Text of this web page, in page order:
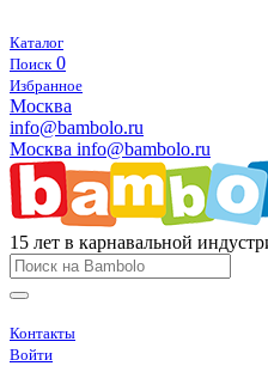
Каталог
Поиск 0
Избранное
Москва
info@bambolo.ru
Москва info@bambolo.ru
15 лет в карнавальной
Контакты
Войти